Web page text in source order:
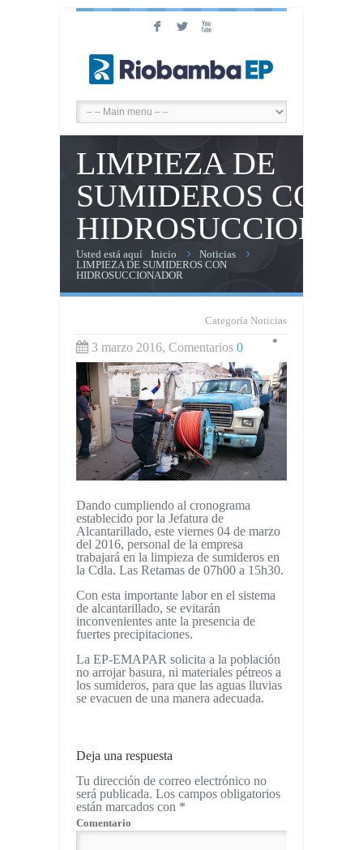
F L X
LIMPIEZA DE
SUMIDEROS CON
Usted está aquí Inicio
Noticias
LIMPIEZA DE SUMIDEROS CON
HIDROSUCCIONADOR
Categoría Noticias
3 marzo 2016, Comentarios 0
Dando cumpliendo al cronograma
establecido por la Jefatura de
Alcantarillado, este viernes 04 de marzo
del 2016, personal de la empresa
trabajará en la limpieza de sumideros en
la Cdla. Las Retamas de 07h00 a 15h30.
Con esta importante labor en el sistema
de alcantarillado, se evitarán
inconvenientes ante la presencia de
fuertes precipitaciones.
La EP-EMAPAR solicita a la población
no arrojar basura, ni materiales pétreos a
los sumideros, para que las aguas lluvias
se evacuen de una manera adecuada.
Deja una respuesta
Tu dirección de correo electrónico no
será publicada. Los campos obligatorios
están marcados con *
Comentario
*